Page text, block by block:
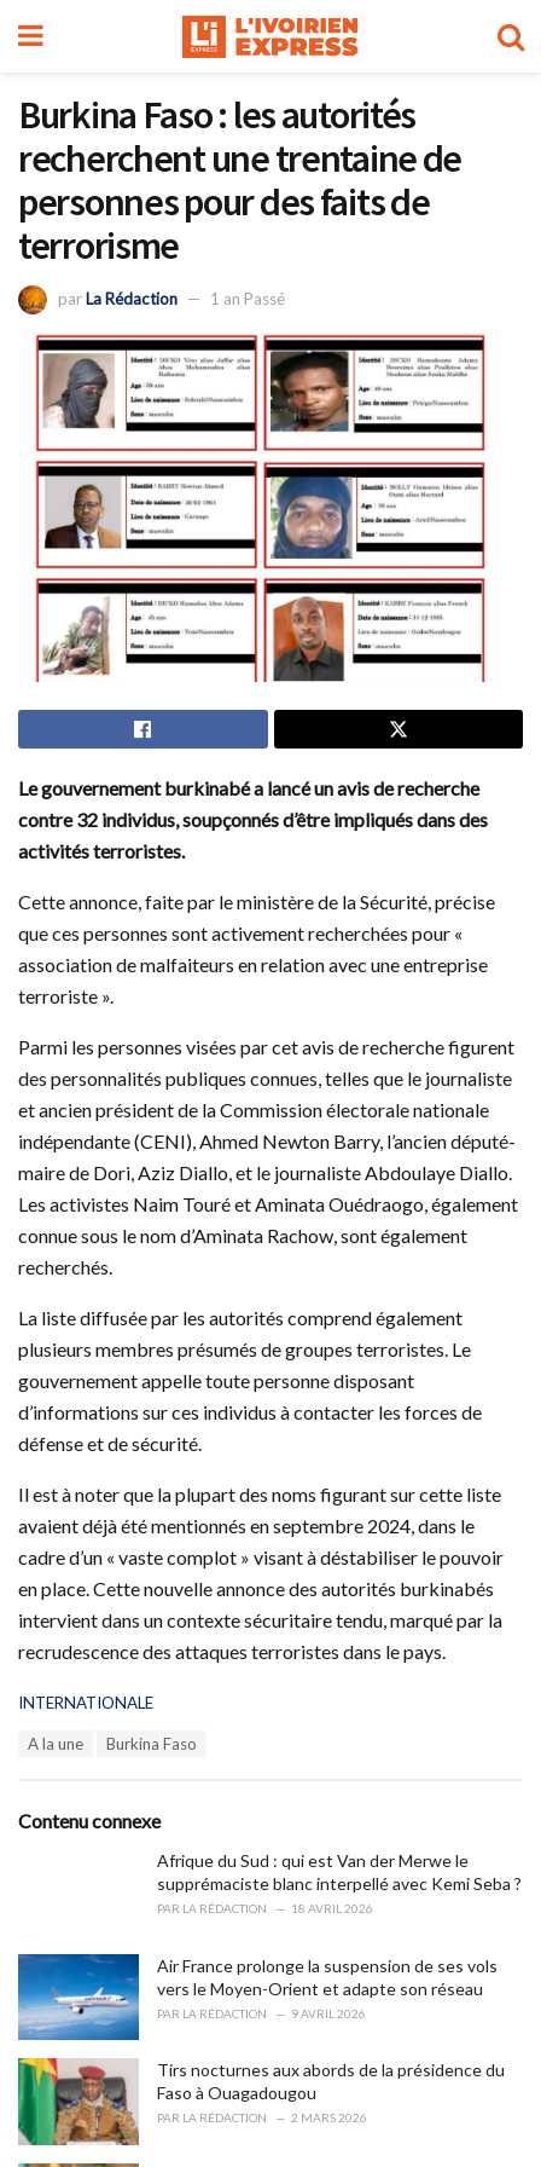
Burkina Faso : les autorités
recherchent une trentaine de
personnes pour des faits de
terrorisme
parLa Rédaction 1 an Passé
Le gouvernement burkinabé a lancé un avis de recherche
contre 32 individus, soupçonnés d’être impliqués dans des
activités terroristes.
Cette annonce, faite par le ministère de la Sécurité, précise
que ces personnes sont activement recherchées pour «
association de malfaiteurs en relation avec une entreprise
terroriste ».
Parmi les personnes visées par cet avis de recherche figurent
des personnalités publiques connues, telles que le journaliste
et ancien président de la Commission électorale nationale
indépendante (CENI), Ahmed Newton Barry, l’ancien député-
maire de Dori, Aziz Diallo, et le journaliste Abdoulaye Diallo.
Les activistes Naim Touré et Aminata Ouédraogo, également
connue sous le nom d’Aminata Rachow, sont également
recherchés.
La liste diffusée par les autorités comprend également
plusieurs membres présumés de groupes terroristes. Le
gouvernement appelle toute personne disposant
d’informations sur ces individus à contacter les forces de
défense et de sécurité.
Il est à noter que la plupart des noms figurant sur cette liste
avaient déjà été mentionnés en septembre 2024, dans le
cadre d’un « vaste complot » visant à déstabiliser le pouvoir
en place. Cette nouvelle annonce des autorités burkinabés
intervient dans un contexte sécuritaire tendu, marqué par la
recrudescence des attaques terroristes dans le pays.
C
o
r
INTERNATIONALE
:
A la une Burkina Faso
Contenu connexe
Afrique du Sud : qui est Van der Merwe le
supprémaciste blanc interpellé avec Kemi Seba ?
PAR LA RÉDACTION 18 AVRIL 2026
Air France prolonge la suspension de ses vols
vers le Moyen-Orient et adapte son réseau
PAR LA RÉDACTION 9 AVRIL 2026
Tirs nocturnes aux abords de la présidence du
Faso à Ouagadougou
PAR LA RÉDACTION 2 MARS 2026